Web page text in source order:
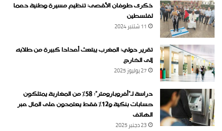
ذكرى طوفان الأقصى: تنظيم مسيرة وطنية دعما
لفلسطين
11 شتنبر 2024
تقرير دولي: المغرب يبتعث أعدادا كبيرة من طلابه
إلى الخارج
27 يوليوز 2025
دراسة لـ“أفروبارومتر”: 58٪ من المغاربة يمتلكون
حسابات بنكية و12٪ فقط يعتمدون على المال عبر
الهاتف
23 دجنبر 2025